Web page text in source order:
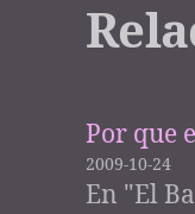
Por que
2009-10-24
En "El